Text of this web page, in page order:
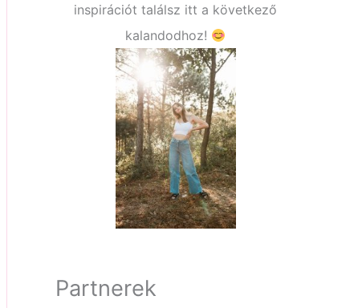
inspirációt találsz itt a következő
kalandodhoz!
Partnerek